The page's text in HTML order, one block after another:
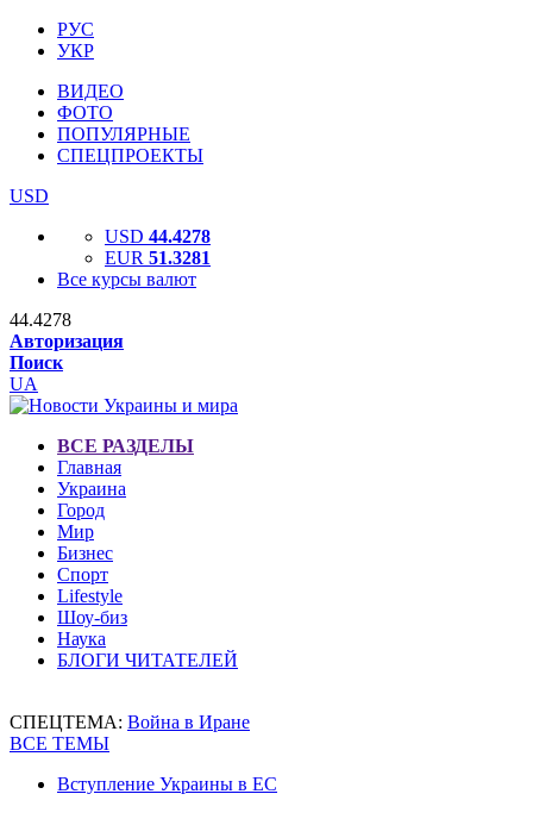
РУС
УКР
ВИДЕО
ФОТО
ПОПУЛЯРНЫЕ
СПЕЦПРОЕКТЫ
USD
USD 44.4278
EUR 51.3281
Все курсы валют
44.4278
Авторизация
Поиск
UA
ВСЕ РАЗДЕЛЫ
Главная
Украина
Город
Мир
Бизнес
Спорт
Lifestyle
Шоу-биз
Наука
БЛОГИ ЧИТАТЕЛЕЙ
СПЕЦТЕМА: Война в Иране
ВСЕ ТЕМЫ
Вступление Украины в ЕС